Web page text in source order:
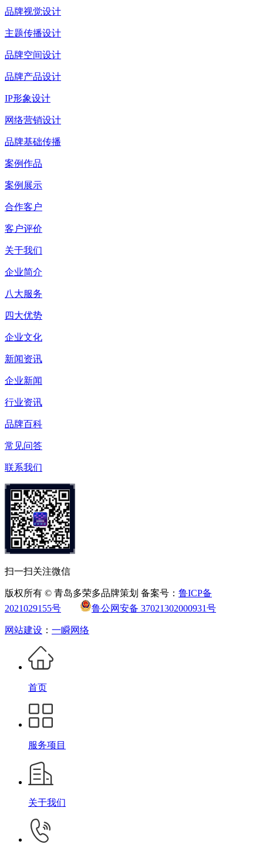
品牌视觉设计
主题传播设计
品牌空间设计
品牌产品设计
IP形象设计
网络营销设计
品牌基础传播
案例作品
案例展示
合作客户
客户评价
关于我们
企业简介
八大服务
四大优势
企业文化
新闻资讯
企业新闻
行业资讯
品牌百科
常见问答
联系我们
扫一扫关注微信
版权所有 © 青岛多荣多品牌策划 备案号： 鲁ICP备
2021029155号
鲁公网安备 37021302000931号
网站建设 ： 一瞬网络
首页
服务项目
关于我们